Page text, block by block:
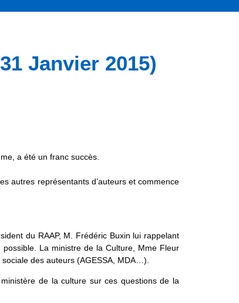
Janvier 2015)
a été un franc succès.
autres représentants d’auteurs et commence
du RAAP, M. Frédéric Buxin lui rappelant
La ministre de la Culture, Mme Fleur
des auteurs (AGESSA, MDA…).
de la culture sur ces questions de la